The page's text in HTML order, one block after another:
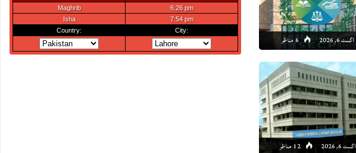
اگست 6, 2026 6 مناظر
اگست 6, 2026 12 مناظر